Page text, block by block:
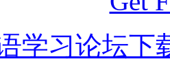
学习论坛下